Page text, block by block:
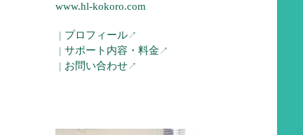
www.hl-kokoro.com
｜ プロフィール↗︎
｜サポート内容・料金 ↗︎
｜ お問い合わせ↗︎